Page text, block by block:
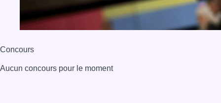
Concours
Aucun concours pour le moment